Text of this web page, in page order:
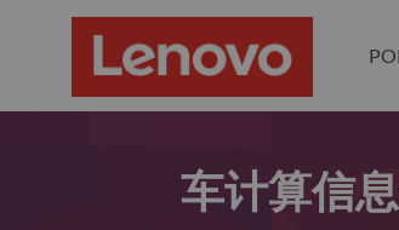
车计算信